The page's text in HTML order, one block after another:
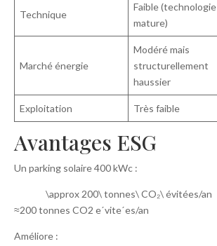
Technique
Faible (technologie
mature)
Marché énergie
Modéré mais
structurellement
haussier
Exploitation Très faible
Avantages ESG
Un parking solaire 400 kWc :
\approx 200\ tonnes\ CO₂\ évitées/an
≈200 tonnes CO2​ eˊviteˊes/an
Améliore :